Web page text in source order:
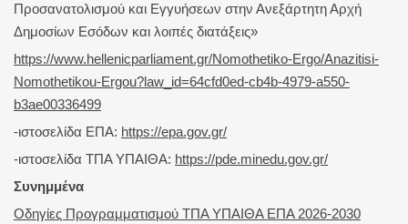
Προσανατολισμού και Εγγυήσεων στην Ανεξάρτητη Αρχή
Δημοσίων Εσόδων και λοιπές διατάξεις»
https://www.hellenicparliament.gr/Nomothetiko-Ergo/Anazitisi-
Nomothetikou-Ergou?law_id=64cfd0ed-cb4b-4979-a550-
b3ae00336499
-ιστοσελίδα ΕΠΑ: https://epa.gov.gr/
-ιστοσελίδα ΤΠΑ ΥΠΑΙΘΑ: https://pde.minedu.gov.gr/
Συνημμένα
Οδηγίες Προγραμματισμού ΤΠΑ ΥΠΑΙΘΑ ΕΠΑ 2026-2030